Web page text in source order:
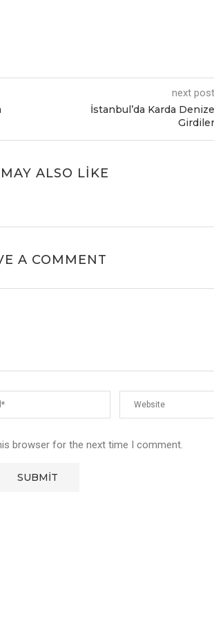
next post
İstanbul’da Karda Dеnizе
Girdilеr
ALSO LIKE
A COMMENT
browser for the next time I comment.